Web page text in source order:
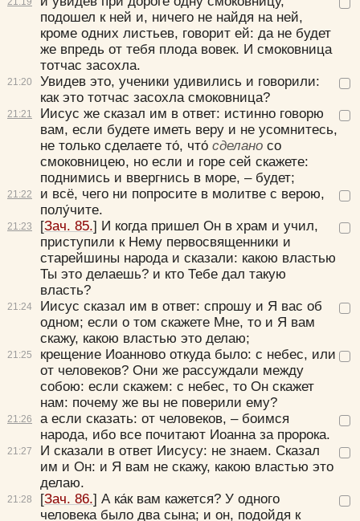
21:20
21:21
21:22
21:23
21:24
21:25
21:26
21:27
21:28
подошел к ней и, ничего не найдя на ней,
кроме одних листьев, говорит ей: да не будет
же впредь от тебя плода вовек. И смоковница
тотчас засохла.
Увидев это, ученики удивились и говорили:
как это тотчас засохла смоковница?
Иисус же сказал им в ответ: истинно говорю
вам, если будете иметь веру и не усомнитесь,
не только сделаете то́, что́ сделано со
смоковницею, но если и горе сей скажете:
поднимись и ввергнись в море, – будет;
и всё, чего ни попросите в молитве с верою,
полу́чите.
[Зач. 85.] И когда пришел Он в храм и учил,
приступили к Нему первосвященники и
старейшины народа и сказали: какою властью
Ты это делаешь? и кто Тебе дал такую
власть?
Иисус сказал им в ответ: спрошу и Я вас об
одном; если о том скажете Мне, то и Я вам
скажу, какою властью это делаю;
крещение Иоанново откуда было: с небес, или
от человеков? Они же рассуждали между
собою: если скажем: с небес, то Он скажет
нам: почему же вы не поверили ему?
а если сказать: от человеков, – боимся
народа, ибо все почитают Иоанна за пророка.
И сказали в ответ Иисусу: не знаем. Сказал
им и Он: и Я вам не скажу, какою властью это
делаю.
[Зач. 86.] А ка́к вам кажется? У одного
человека было два сына; и он, подойдя к